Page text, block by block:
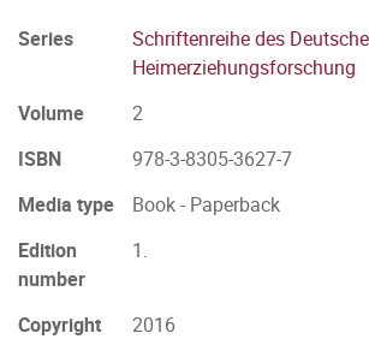
Series
Schriftenreihe des
Heimerziehungsforschung
Volume
2
ISBN
978-3-8305-3627-7
Media type
Book - Paperback
Edition
number
1.
Copyright
2016